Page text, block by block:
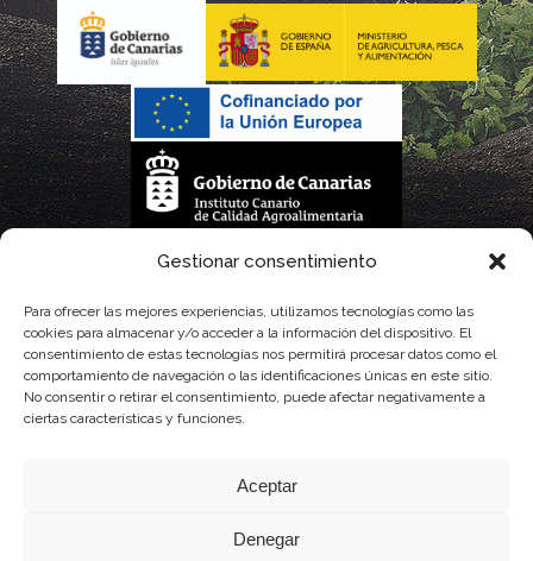
Gestionar consentimiento
Para ofrecer las mejores experiencias, utilizamos tecnologías como las
cookies para almacenar y/o acceder a la información del dispositivo. El
consentimiento de estas tecnologías nos permitirá procesar datos como el
comportamiento de navegación o las identificaciones únicas en este sitio.
No consentir o retirar el consentimiento, puede afectar negativamente a
ciertas características y funciones.
Aceptar
Denegar
La gestión de la DOP Lanzarote realizada por este Consejo Regulador es financiada,
con fondos provenientes del presupuesto de gastos del Instituto Canario de
Calidad Agroalimentaria